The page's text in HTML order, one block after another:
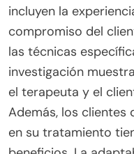
incluyen la
compromiso del
las técnicas
investigación
el terapeuta y el
Además, los
en su tratamiento